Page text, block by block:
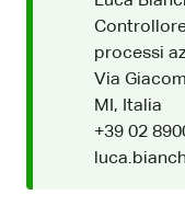
processi
Via
MI, Italia
+39 02